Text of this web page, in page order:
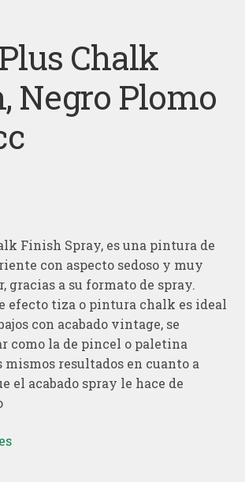
Chalk
Negro Plomo
Finish Spray, es una pintura de
con aspecto sedoso y muy
gracias a su formato de spray.
efecto tiza o pintura chalk es ideal
con acabado vintage, se
como la de pincel o paletina
mismos resultados en cuanto a
el acabado spray le hace de